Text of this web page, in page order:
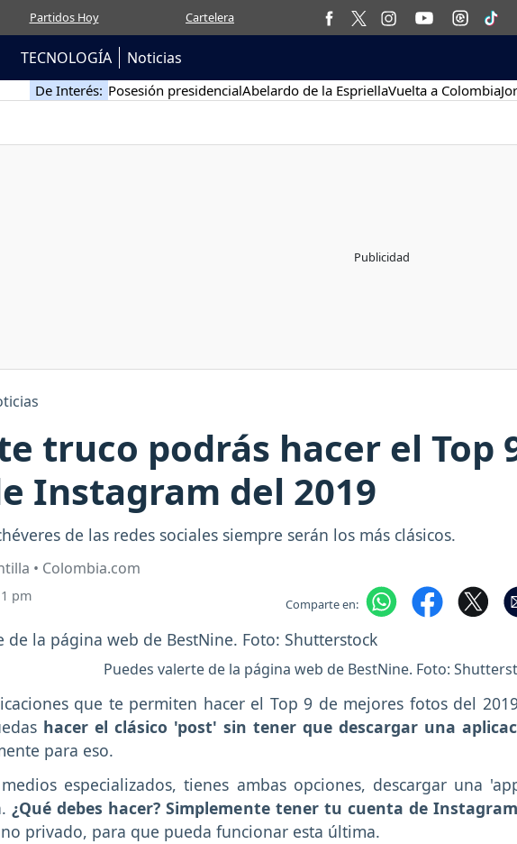
Partidos Hoy Cartelera
TECNOLOGÍA Noticias
De Interés: Posesión presidencialAbelardo de la EspriellaVuelta a Colombia
truco podrás hacer el Top
Instagram del 2019
de las redes sociales siempre serán los más clásicos.
• Colombia.com
pm Comparte en:
Puedes valerte de la página web de BestNine. Foto:
que te permiten hacer el Top 9 de mejores fotos del
hacer el clásico 'post' sin tener que descargar una
para eso.
especializados, tienes ambas opciones, descargar una
¿Qué debes hacer? Simplemente tener tu cuenta de Instagram
privado, para que pueda funcionar esta última.